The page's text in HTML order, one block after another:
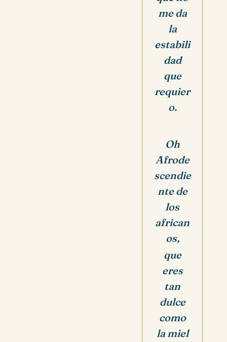
me da
la
estabili
dad
que
requier
o.
Oh
Afrode
scendie
nte de
los
african
os,
que
eres
tan
dulce
como
la miel